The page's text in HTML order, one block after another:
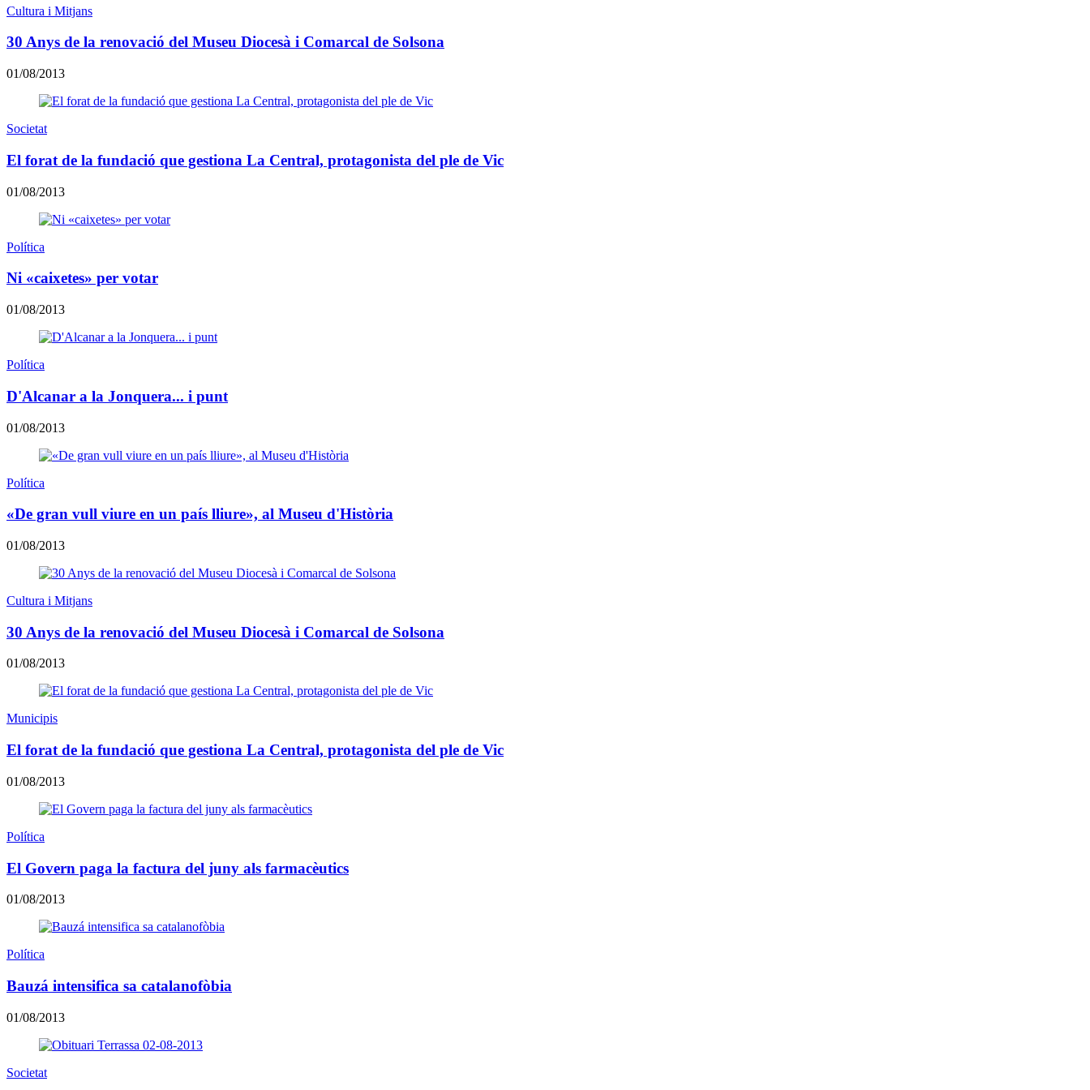
Cultura i Mitjans
30 Anys de la renovació del Museu Diocesà i Comarcal de Solsona
01/08/2013
Societat
El forat de la fundació que gestiona La Central, protagonista del ple de Vic
01/08/2013
Política
Ni «caixetes» per votar
01/08/2013
Política
D'Alcanar a la Jonquera... i punt
01/08/2013
Política
«De gran vull viure en un país lliure», al Museu d'Història
01/08/2013
Cultura i Mitjans
30 Anys de la renovació del Museu Diocesà i Comarcal de Solsona
01/08/2013
Municipis
El forat de la fundació que gestiona La Central, protagonista del ple de Vic
01/08/2013
Política
El Govern paga la factura del juny als farmacèutics
01/08/2013
Política
Bauzá intensifica sa catalanofòbia
01/08/2013
Societat